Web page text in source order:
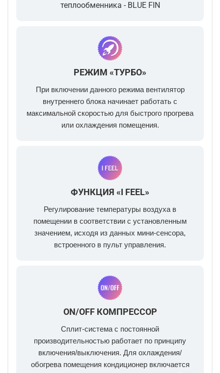
теплообменника - BLUE FIN
РЕЖИМ «ТУРБО»
При включении данного режима вентилятор
внутреннего блока начинает работать с
максимальной скоростью для быстрого прогрева
или охлаждения помещения.
ФУНКЦИЯ «I FEEL»
Регулирование температуры воздуха в
помещении в соответствии с установленным
значением, исходя из данных мини-сенсора,
встроенного в пульт управления.
ON/OFF КОМПРЕССОР
Сплит-система с постоянной
производительностью работает по принципу
включения/выключения. Для охлаждения/
обогрева помещения кондиционер включается